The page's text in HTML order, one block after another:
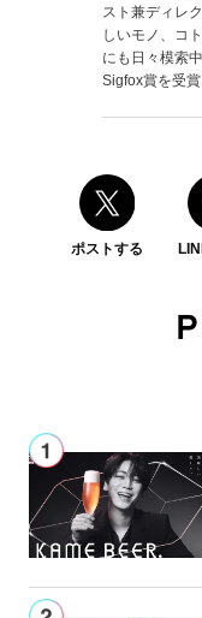
スト兼ディレ
しいモノ、コ
にも日々模索
Sigfox賞を受賞
ポストする